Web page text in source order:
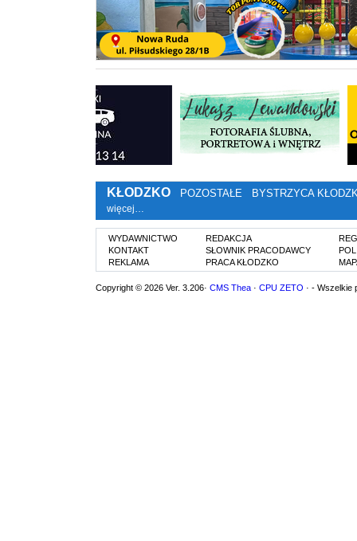
KŁODZKO POZOSTAŁE BYSTRZYCA
więcej…
WYDAWNICTWO
KONTAKT
REKLAMA
REDAKCJA
SŁOWNIK PRACODAWCY
PRACA KŁODZKO
Copyright © 2026 Ver. 3.206· CMS Thea · CPU ZETO · - Wszelkie